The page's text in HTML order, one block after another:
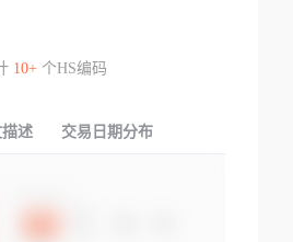
10+个HS编码
述 交易日期分布